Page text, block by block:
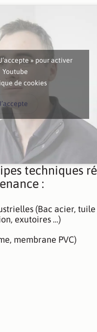
» pour activer
Youtube
de cookies
J’accepte
techniques
:
(Bac acier,
exutoires …)
membrane PVC)